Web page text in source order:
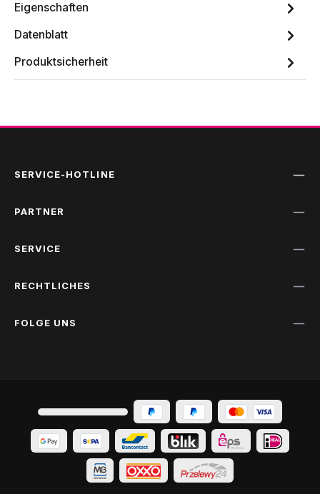
Eigenschaften
Datenblatt
Produktsicherheit
SERVICE-HOTLINE
PARTNER
SERVICE
RECHTLICHES
FOLGE UNS